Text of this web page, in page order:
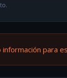
para